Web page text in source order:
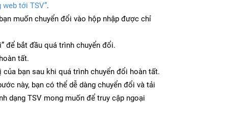
web tới TSV”.
muốn chuyển đổi vào hộp nhập được chỉ
để bắt đầu quá trình chuyển đổi.
tất.
của bạn sau khi quá trình chuyển đổi hoàn tất.
này, bạn có thể dễ dàng chuyển đổi và tải
dạng TSV mong muốn để truy cập ngoại